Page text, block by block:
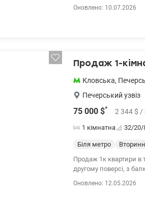
Оновлено: 10.07.2026
Продаж 1-
Кловська,
Печерський узвіз
75 000 $* 2 344 $ /
1 кімнатна 32/20/
Біля метро
Продаж 1к квартири в
другому поверсі, з
Оновлено: 12.05.2026